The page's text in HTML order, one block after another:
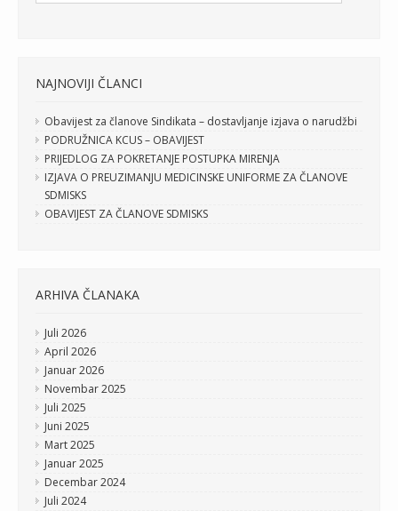
NAJNOVIJI ČLANCI
Obavijest za članove Sindikata – dostavljanje izjava o narudžbi
PODRUŽNICA KCUS – OBAVIJEST
PRIJEDLOG ZA POKRETANJE POSTUPKA MIRENJA
IZJAVA O PREUZIMANJU MEDICINSKE UNIFORME ZA ČLANOVE
SDMISKS
OBAVIJEST ZA ČLANOVE SDMISKS
ARHIVA ČLANAKA
Juli 2026
April 2026
Januar 2026
Novembar 2025
Juli 2025
Juni 2025
Mart 2025
Januar 2025
Decembar 2024
Juli 2024